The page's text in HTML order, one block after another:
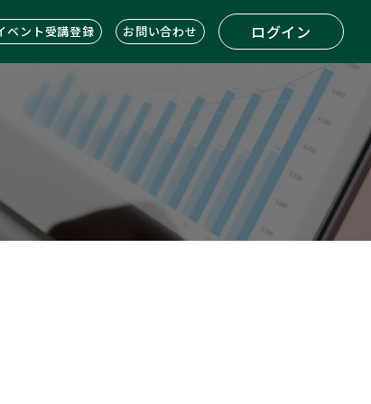
ベント受講登録 お問い合わせ ログイン